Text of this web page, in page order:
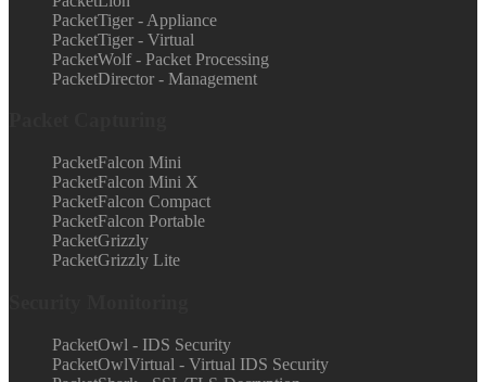
PacketTiger - Appliance
PacketTiger - Virtual
PacketWolf - Packet Processing
PacketDirector - Management
PacketFalcon Mini
PacketFalcon Mini X
PacketFalcon Compact
PacketFalcon Portable
PacketGrizzly
PacketGrizzly Lite
PacketOwl - IDS Security
PacketOwlVirtual - Virtual IDS Security